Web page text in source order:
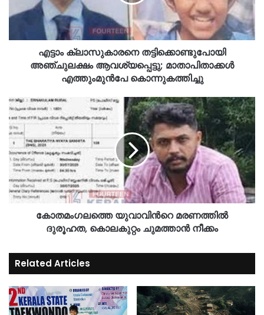
എട്ടാം ക്ലാസുകാരനെ തട്ടിക്കൊണ്ടുപോയി
അഞ്ചുലക്ഷം ആവശ്യപ്പെട്ടു; മാതാപിതാക്കള്‍
എത്തുംമുന്‍പേ കൊന്നുകത്തിച്ചു
കോതമംഗലത്തെ യുവാവിന്‍റെ മരണത്തില്‍
ദുരൂഹത, കൊലകുറ്റം ചുമത്താന്‍ നീക്കം
Related Articles